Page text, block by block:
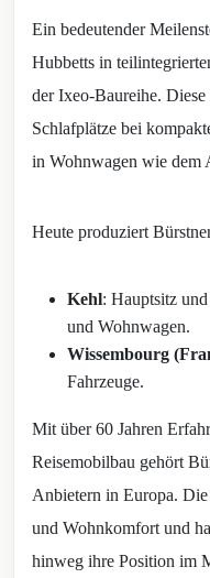
Ein bedeutender
Hubbetts in
der Ixeo-Baureihe.
Schlafplätze bei
in Wohnwagen wie dem
Heute produziert
Kehl: Hauptsitz
und Wohnwagen.
Wissembourg
Fahrzeuge.
Mit über 60 Jahren
Reisemobilbau gehört
Anbietern in Europa.
und Wohnkomfort und
hinweg ihre Position im